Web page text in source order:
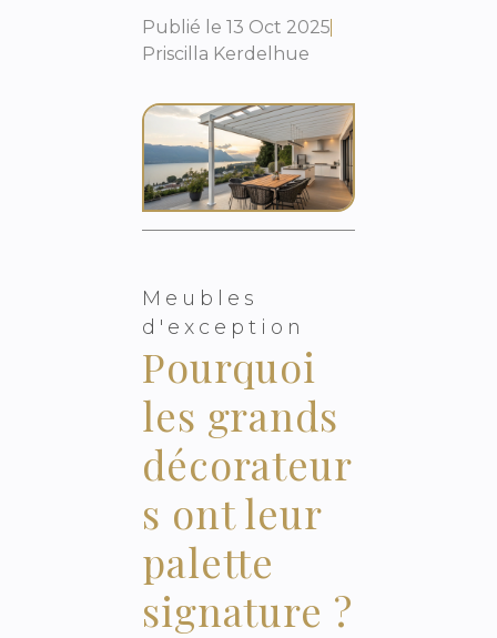
Publié le 13 Oct 2025
Priscilla Kerdelhue
Meubles
d'exception
Pourquoi
les grands
décorateur
s ont leur
palette
signature ?